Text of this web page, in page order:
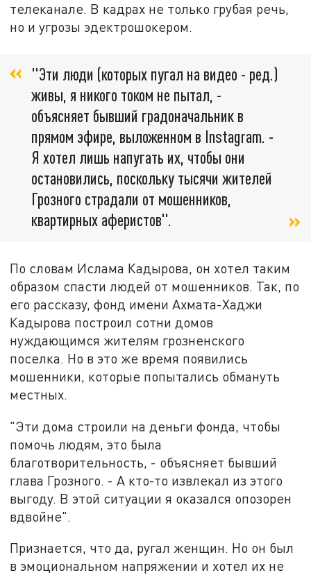
телеканале. В кадрах не только грубая речь,
но и угрозы эдектрошокером.
"Эти люди (которых пугал на видео - ред.)
живы, я никого током не пытал, -
объясняет бывший градоначальник в
прямом эфире, выложенном в Instagram. -
Я хотел лишь напугать их, чтобы они
остановились, поскольку тысячи жителей
Грозного страдали от мошенников,
квартирных аферистов".
По словам Ислама Кадырова, он хотел таким
образом спасти людей от мошенников. Так, по
его рассказу, фонд имени Ахмата-Хаджи
Кадырова построил сотни домов
нуждающимся жителям грозненского
поселка. Но в это же время появились
мошенники, которые попытались обмануть
местных.
"Эти дома строили на деньги фонда, чтобы
помочь людям, это была
благотворительность, - объясняет бывший
глава Грозного. - А кто-то извлекал из этого
выгоду. В этой ситуации я оказался опозорен
вдвойне".
Признается, что да, ругал женщин. Но он был
в эмоциональном напряжении и хотел их не